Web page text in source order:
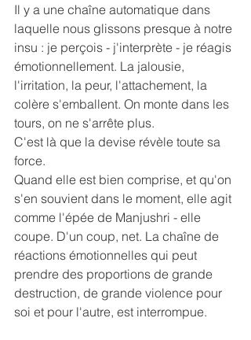
Il y a une chaîne automatique dans
laquelle nous glissons presque à notre
insu : je perçois - j'interprète - je réagis
émotionnellement. La jalousie,
l'irritation, la peur, l'attachement, la
colère s'emballent. On monte dans les
tours, on ne s'arrête plus.
C'est là que la devise révèle toute sa
force.
Quand elle est bien comprise, et qu'on
s'en souvient dans le moment, elle agit
comme l'épée de Manjushri - elle
coupe. D'un coup, net. La chaîne de
réactions émotionnelles qui peut
prendre des proportions de grande
destruction, de grande violence pour
soi et pour l'autre, est interrompue.